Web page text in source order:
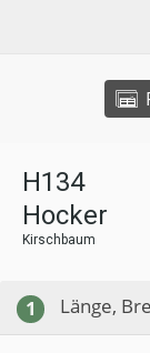
H134
Hocker
Kirschbaum
1 Länge,